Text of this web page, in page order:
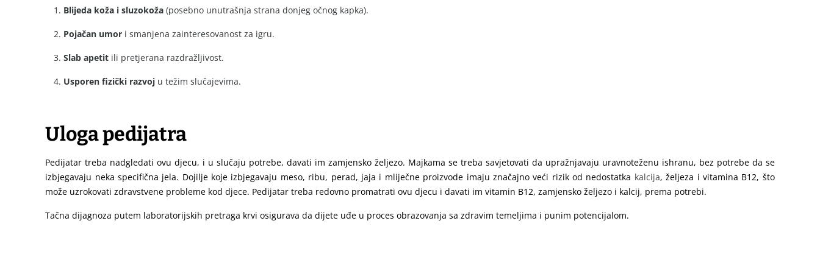
Blijeda koža i sluzokoža (posebno unutrašnja strana donjeg očnog kapka).
Pojačan umor i smanjena zainteresovanost za igru.
Slab apetit ili pretjerana razdražljivost.
Usporen fizički razvoj u težim slučajevima.
Uloga pedijatra
Pedijatar treba nadgledati ovu djecu, i u slučaju potrebe, davati im zamjensko željezo. Majkama se treba savjetovati da upražnjavaju uravnoteženu ishranu, bez potrebe da se
izbjegavaju neka specifična jela. Dojilje koje izbjegavaju meso, ribu, perad, jaja i mliječne proizvode imaju značajno veći rizik od nedostatka kalcija, željeza i vitamina B12, što
može uzrokovati zdravstvene probleme kod djece. Pedijatar treba redovno promatrati ovu djecu i davati im vitamin B12, zamjensko željezo i kalcij, prema potrebi.
Tačna dijagnoza putem laboratorijskih pretraga krvi osigurava da dijete uđe u proces obrazovanja sa zdravim temeljima i punim potencijalom.